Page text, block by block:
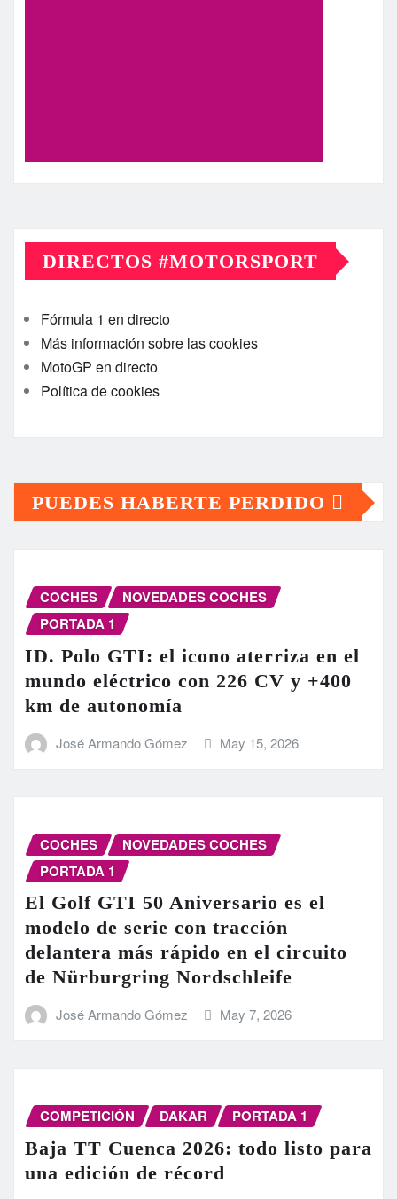
DIRECTOS #MOTORSPORT
Fórmula 1 en directo
Más información sobre las cookies
MotoGP en directo
Política de cookies
PUEDES HABERTE PERDIDO
COCHES
NOVEDADES COCHES
PORTADA 1
ID. Polo GTI: el icono aterriza en el
mundo eléctrico con 226 CV y +400
km de autonomía
José Armando Gómez May 15, 2026
COCHES
NOVEDADES COCHES
PORTADA 1
El Golf GTI 50 Aniversario es el
modelo de serie con tracción
delantera más rápido en el circuito
de Nürburgring Nordschleife
José Armando Gómez May 7, 2026
COMPETICIÓN DAKAR PORTADA 1
Baja TT Cuenca 2026: todo listo para
una edición de récord